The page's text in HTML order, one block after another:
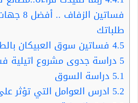
فساتين
طلباتك
4.5 فساتين سوق العبيكان
5 دراسة جدوى مشروع اتيلية
5.1 دراسة السوق
5.2 ادرس العوامل التي تؤثر